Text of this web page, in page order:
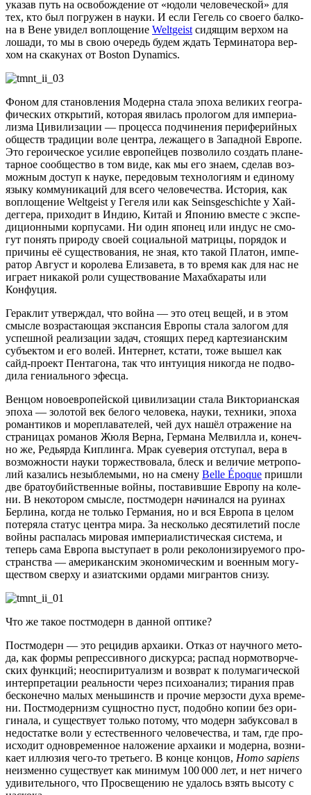
ука­зав путь на осво­бож­де­ние от «юдо­ли чело­ве­че­ской» для
тех, кто был погру­жен в нау­ки. И если Гегель со сво­е­го бал­ко­
на в Вене уви­дел вопло­ще­ние Weltgeist сидя­щим вер­хом на
лоша­ди, то мы в свою оче­редь будем ждать Тер­ми­на­то­ра вер­
хом на ска­ку­нах от Boston Dynamics.
Фоном для ста­нов­ле­ния Модер­на ста­ла эпо­ха вели­ких гео­гра­
фи­че­ских откры­тий, кото­рая яви­лась про­ло­гом для импе­ри­а­
лиз­ма Циви­ли­за­ции — про­цес­са под­чи­не­ния пери­фе­рий­ных
обществ тра­ди­ции воле цен­тра, лежа­ще­го в Запад­ной Евро­пе.
Это геро­и­че­ское уси­лие евро­пей­цев поз­во­ли­ло создать пла­не­
тар­ное сооб­ще­ство в том виде, как мы его зна­ем, сде­лав воз­
мож­ным доступ к нау­ке, пере­до­вым тех­но­ло­ги­ям и еди­но­му
язы­ку ком­му­ни­ка­ций для все­го чело­ве­че­ства. Исто­рия, как
вопло­ще­ние Weltgeist у Геге­ля или как Seinsgeschichte у Хай­
дег­ге­ра, при­хо­дит в Индию, Китай и Япо­нию вме­сте с экс­пе­
ди­ци­он­ны­ми кор­пу­са­ми. Ни один япо­нец или индус не смо­
гут понять при­ро­ду сво­ей соци­аль­ной мат­ри­цы, поря­док и
при­чи­ны её суще­ство­ва­ния, не зная, кто такой Пла­тон, импе­
ра­тор Август и коро­ле­ва Ели­за­ве­та, в то вре­мя как для нас не
игра­ет ника­кой роли суще­ство­ва­ние Махаб­ха­ра­ты или
Конфуция.
Герак­лит утвер­ждал, что вой­на — это отец вещей, и в этом
смыс­ле воз­рас­та­ю­щая экс­пан­сия Евро­пы ста­ла зало­гом для
успеш­ной реа­ли­за­ции задач, сто­я­щих перед кар­те­зи­ан­ским
субъ­ек­том и его волей. Интер­нет, кста­ти, тоже вышел как
сайд-про­ект Пен­та­го­на, так что инту­и­ция нико­гда не под­во­
ди­ла гени­аль­но­го эфесца.
Вен­цом ново­ев­ро­пей­ской циви­ли­за­ции ста­ла Вик­то­ри­ан­ская
эпо­ха — золо­той век бело­го чело­ве­ка, нау­ки, тех­ни­ки, эпо­ха
роман­ти­ков и море­пла­ва­те­лей, чей дух нашёл отра­же­ние на
стра­ни­цах рома­нов Жюля Вер­на, Гер­ма­на Мел­вил­ла и, конеч­
но же, Редь­яр­да Кип­лин­га. Мрак суе­ве­рия отсту­пал, вера в
воз­мож­но­сти нау­ки тор­же­ство­ва­ла, блеск и вели­чие мет­ро­по­
лий каза­лись незыб­ле­мы­ми, но на сме­ну Belle Époque при­шли
две бра­то­убий­ствен­ные вой­ны, поста­вив­шие Евро­пу на коле­
ни. В неко­то­ром смыс­ле, пост­мо­дерн начи­нал­ся на руи­нах
Бер­ли­на, когда не толь­ко Гер­ма­ния, но и вся Евро­па в целом
поте­ря­ла ста­тус цен­тра мира. За несколь­ко деся­ти­ле­тий после
вой­ны рас­па­лась миро­вая импе­ри­а­ли­сти­че­ская систе­ма, и
теперь сама Евро­па высту­па­ет в роли реко­ло­ни­зи­ру­е­мо­го про­
стран­ства — аме­ри­кан­ским эко­но­ми­че­ским и воен­ным могу­
ще­ством свер­ху и ази­ат­ски­ми орда­ми мигран­тов снизу.
Что же такое пост­мо­дерн в дан­ной оптике?
Пост­мо­дерн — это реци­див арха­и­ки. Отказ от науч­но­го мето­
да, как фор­мы репрес­сив­но­го дис­кур­са; рас­пад нор­мо­твор­че­
ских функ­ций; неоспи­ри­ту­а­лизм и воз­врат к полу­ма­ги­че­ской
интер­пре­та­ции реаль­но­сти через пси­хо­ана­лиз; тира­ния прав
бес­ко­неч­но малых мень­шинств и про­чие мер­зо­сти духа вре­ме­
ни. Пост­мо­дер­низм сущ­ност­но пуст, подоб­но копии без ори­
ги­на­ла, и суще­ству­ет толь­ко пото­му, что модерн забук­со­вал в
недо­стат­ке воли у есте­ствен­но­го чело­ве­че­ства, и там, где про­
ис­хо­дит одно­вре­мен­ное нало­же­ние арха­и­ки и модер­на, воз­ни­
ка­ет иллю­зия чего-то тре­тье­го. В кон­це кон­цов, Homo sapiens
неиз­мен­но суще­ству­ет как мини­мум 100 000 лет, и нет ниче­го
уди­ви­тель­но­го, что Про­све­ще­нию не уда­лось взять высо­ту с